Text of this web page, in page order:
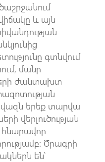
և այն
գտնվում
մանր
ժանտախտ
երեք տարվա
վերլուծության
Ծրագրի
են՝